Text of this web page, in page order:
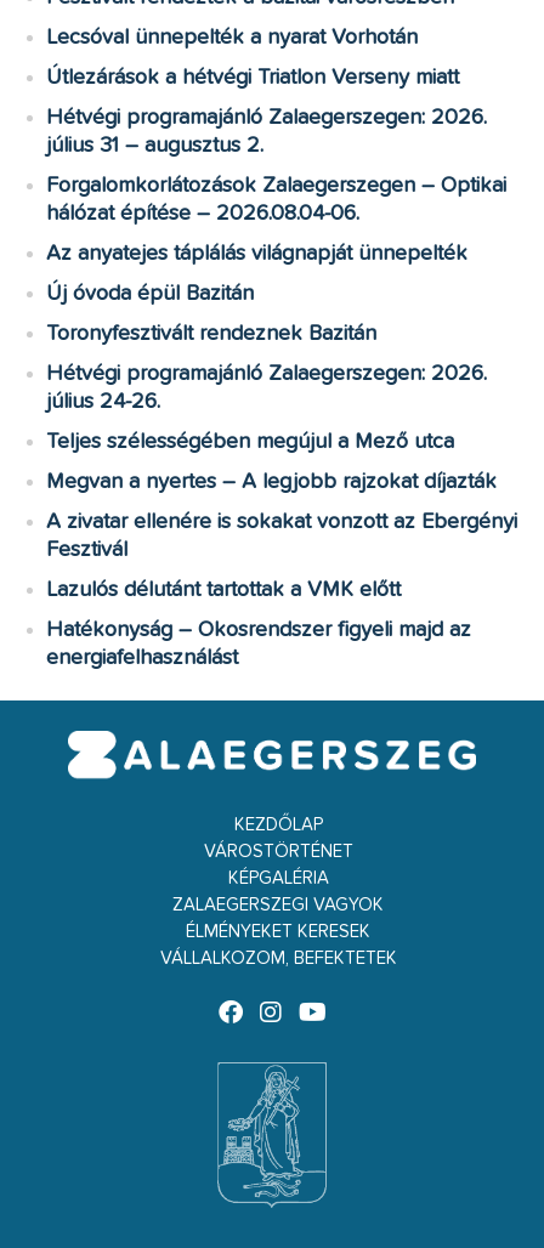
Lecsóval ünnepelték a nyarat Vorhotán
Útlezárások a hétvégi Triatlon Verseny miatt
Hétvégi programajánló Zalaegerszegen: 2026.
július 31 – augusztus 2.
Forgalomkorlátozások Zalaegerszegen – Optikai
hálózat építése – 2026.08.04-06.
Az anyatejes táplálás világnapját ünnepelték
Új óvoda épül Bazitán
Toronyfesztivált rendeznek Bazitán
Hétvégi programajánló Zalaegerszegen: 2026.
július 24-26.
Teljes szélességében megújul a Mező utca
Megvan a nyertes – A legjobb rajzokat díjazták
A zivatar ellenére is sokakat vonzott az Ebergényi
Fesztivál
Lazulós délutánt tartottak a VMK előtt
Hatékonyság – Okosrendszer figyeli majd az
energiafelhasználást
KEZDŐLAP
VÁROSTÖRTÉNET
KÉPGALÉRIA
ZALAEGERSZEGI VAGYOK
ÉLMÉNYEKET KERESEK
VÁLLALKOZOM, BEFEKTETEK